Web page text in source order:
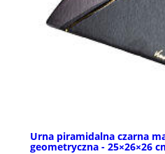
Urna piramidalna czarna
geometryczna - 25×26×26